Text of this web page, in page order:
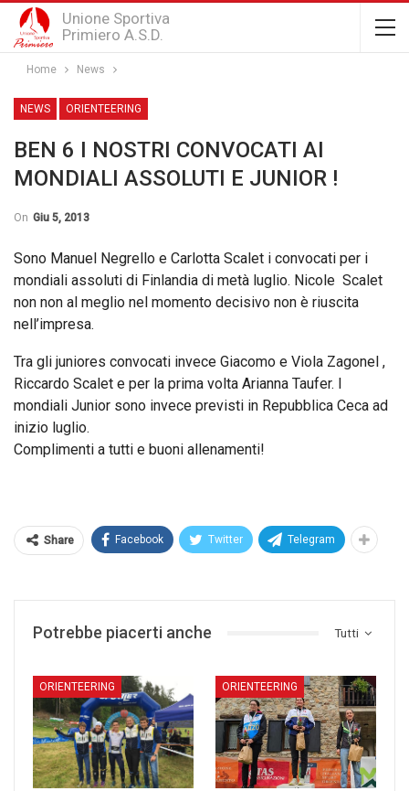
Unione Sportiva
Primiero A.S.D.
Home News
NEWS ORIENTEERING
BEN 6 I NOSTRI CONVOCATI AI
MONDIALI ASSOLUTI E JUNIOR !
On Giu 5, 2013
Sono Manuel Negrello e Carlotta Scalet i convocati per i
mondiali assoluti di Finlandia di metà luglio. Nicole Scalet
non non al meglio nel momento decisivo non è riuscita
nell’impresa.
Tra gli juniores convocati invece Giacomo e Viola Zagonel ,
Riccardo Scalet e per la prima volta Arianna Taufer. I
mondiali Junior sono invece previsti in Repubblica Ceca ad
inizio luglio.
Complimenti a tutti e buoni allenamenti!
Share Facebook Twitter Telegram
Tutti
Potrebbe piacerti anche
ORIENTEERING ORIENTEERING